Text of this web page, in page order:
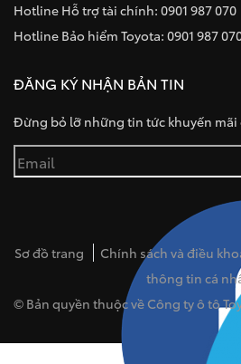
Hotline Hỗ trợ tài chính: 0901 987 070
Hotline Bảo hiểm Toyota: 0901 987
ĐĂNG KÝ NHẬN BẢN TIN
Đừng bỏ lỡ những tin tức khuyến mãi
Sơ đồ trang Chính sách và điều
thông tin cá
© Bản quyền thuộc về Công ty ô tô